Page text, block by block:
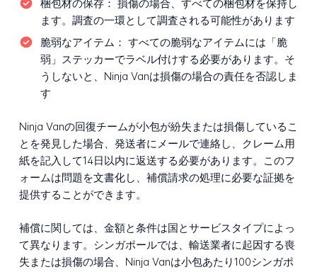
梱包材の保存： 損傷の場合、すべての梱包材を保持し
ます。調査の一環として調査される可能性があります
脆弱なアイテム： すべての脆弱なアイテムには「脆
弱」ステッカーでラベル付けする必要があります。そ
うしないと、Ninja Vanは損傷の場合の責任を否認しま
す
Ninja Vanの回復チームが小包が紛失または損傷しているこ
とを発見した場合、発送者にメールで連絡し、クレーム用
紙を記入して14日以内に返送する必要があります。このフ
ォームは問題を文書化し、補償請求の処理に必要な証拠を
提供することができます。
補償に関しては、金額と条件は国とサービスタイプによっ
て異なります。シンガポールでは、輸送業者に起因する喪
失または損傷の場合、Ninja Vanは小包あたり100シンガポ